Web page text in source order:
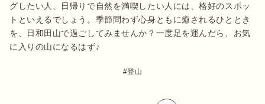
グしたい人、日帰りで自然を満喫したい人には、格好のスポッ
トといえるでしょう。季節問わず心身ともに癒されるひととき
を、日和田山で過ごしてみませんか？一度足を運んだら、お気
に入りの山になるはず♪
登山